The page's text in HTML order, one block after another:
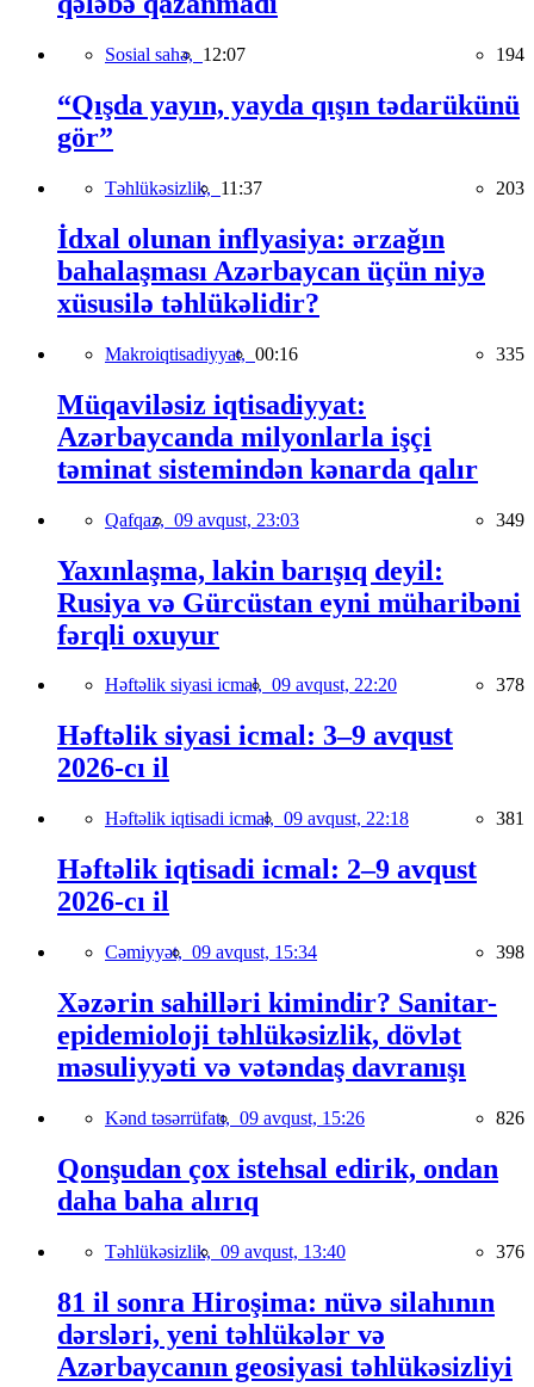
Sosial sahə, 12:07 194
“Qışda yayın, yayda qışın tədarükünü
gör”
Təhlükəsizlik, 11:37 203
İdxal olunan inflyasiya: ərzağın
bahalaşması Azərbaycan üçün niyə
xüsusilə təhlükəlidir?
Makroiqtisadiyyat, 00:16 335
Müqaviləsiz iqtisadiyyat:
Azərbaycanda milyonlarla işçi
təminat sistemindən kənarda qalır
Qafqaz, 09 avqust, 23:03 349
Yaxınlaşma, lakin barışıq deyil:
Rusiya və Gürcüstan eyni müharibəni
fərqli oxuyur
Həftəlik siyasi icmal, 09 avqust, 22:20 378
Həftəlik siyasi icmal: 3–9 avqust
2026-cı il
Həftəlik iqtisadi icmal, 09 avqust, 22:18 381
Həftəlik iqtisadi icmal: 2–9 avqust
2026-cı il
Cəmiyyət, 09 avqust, 15:34 398
Xəzərin sahilləri kimindir? Sanitar-
epidemioloji təhlükəsizlik, dövlət
məsuliyyəti və vətəndaş davranışı
Kənd təsərrüfatı, 09 avqust, 15:26 826
Qonşudan çox istehsal edirik, ondan
daha baha alırıq
Təhlükəsizlik, 09 avqust, 13:40 376
81 il sonra Hiroşima: nüvə silahının
dərsləri, yeni təhlükələr və
Azərbaycanın geosiyasi təhlükəsizliyi